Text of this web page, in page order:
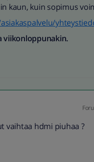
kaun, kuin sopimus
viikonloppunakin.
vaihtaa hdmi piuhaa ?